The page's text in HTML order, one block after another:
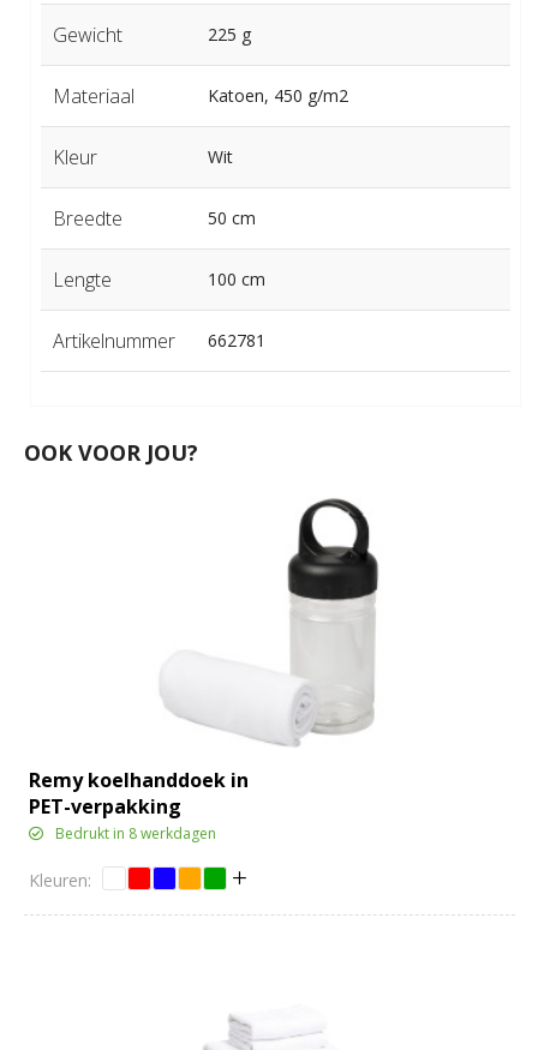
Gewicht 225 g
Materiaal Katoen, 450 g/m2
Kleur Wit
Breedte 50 cm
Lengte 100 cm
Artikelnummer 662781
OOK VOOR JOU?
Remy koelhanddoek in
PET-verpakking
Bedrukt in 8 werkdagen